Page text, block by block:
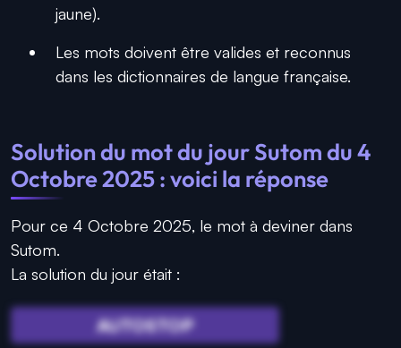
jaune).
Les mots doivent être valides et reconnus
dans les dictionnaires de langue française.
Solution du mot du jour Sutom du 4
Octobre 2025 : voici la réponse
Pour ce 4 Octobre 2025, le mot à deviner dans
Sutom.
La solution du jour était :
AUTOSTOP